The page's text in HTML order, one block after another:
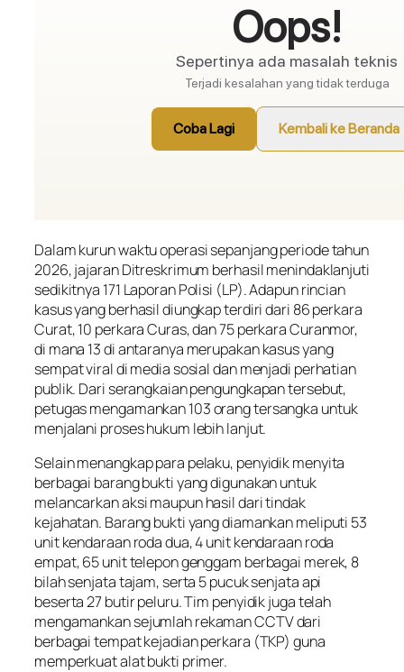
Dalam kurun waktu operasi sepanjang periode tahun
2026, jajaran Ditreskrimum berhasil menindaklanjuti
sedikitnya 171 Laporan Polisi (LP). Adapun rincian
kasus yang berhasil diungkap terdiri dari 86 perkara
Curat, 10 perkara Curas, dan 75 perkara Curanmor,
di mana 13 di antaranya merupakan kasus yang
sempat viral di media sosial dan menjadi perhatian
publik. Dari serangkaian pengungkapan tersebut,
petugas mengamankan 103 orang tersangka untuk
menjalani proses hukum lebih lanjut.
Selain menangkap para pelaku, penyidik menyita
berbagai barang bukti yang digunakan untuk
melancarkan aksi maupun hasil dari tindak
kejahatan. Barang bukti yang diamankan meliputi 53
unit kendaraan roda dua, 4 unit kendaraan roda
empat, 65 unit telepon genggam berbagai merek, 8
bilah senjata tajam, serta 5 pucuk senjata api
beserta 27 butir peluru. Tim penyidik juga telah
mengamankan sejumlah rekaman CCTV dari
berbagai tempat kejadian perkara (TKP) guna
memperkuat alat bukti primer.